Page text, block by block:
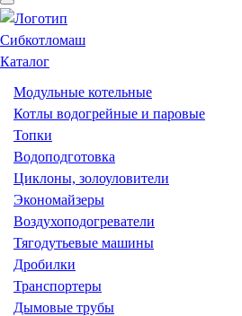
Каталог
Модульные котельные
Котлы водогрейные и паровые
Топки
Водоподготовка
Циклоны, золоуловители
Экономайзеры
Воздухоподогреватели
Тягодутьевые машины
Дробилки
Транспортеры
Дымовые трубы